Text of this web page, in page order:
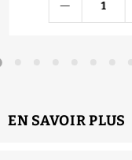
EN SAVOIR PLUS